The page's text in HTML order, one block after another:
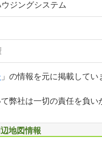
ウジングシステム
」の情報を元に掲載して
弊社は一切の責任を負い
地図情報